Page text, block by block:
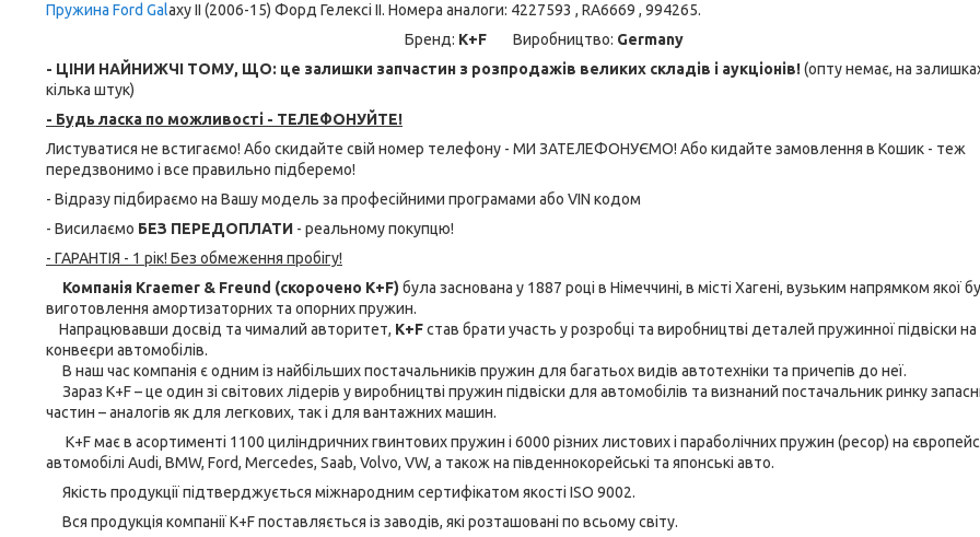
Пружина Ford Galaxy II (2006-15) Форд Гелексі II. Номера аналоги: 4227593 , RA6669 , 994265.
Бренд: K+FВиробництво: Germany
- ЦІНИ НАЙНИЖЧІ ТОМУ, ЩО: це залишки запчастин з розпродажів великих складів і аукціонів!(опту немає, на
кілька штук)
- Будь ласка по можливості - ТЕЛЕФОНУЙТЕ!
Листуватися не встигаємо! Або скидайте свій номер телефону - МИ ЗАТЕЛЕФОНУЄМО! Або кидайте замовлення в Кошик - теж
передзвонимо і все правильно підберемо!
- Відразу підбираємо на Вашу модель за професійними програмами або VIN кодом
- Висилаємо БЕЗ ПЕРЕДОПЛАТИ - реальному покупцю!
- ГАРАНТІЯ - 1 рік! Без обмеження пробігу!
Компанія Kraemer & Freund (скорочено K+F) була заснована у 1887 році в Німеччині, в місті Хагені, вузьким напрямком якої
виготовлення амортизаторних та опорних пружин.
Напрацювавши досвід та чималий авторитет, K+Fстав брати участь у розробці та виробництві деталей пружинної підвіски на
конвеєри автомобілів.
В наш час компанія є одним із найбільших постачальників пружин для багатьох видів автотехніки та причепів до неї.
Зараз K+F – це один зі світових лідерів у виробництві пружин підвіски для автомобілів та визнаний постачальник ринку
частин – аналогів як для легкових, так і для вантажних машин.
K+F має в асортименті 1100 циліндричних гвинтових пружин і 6000 різних листових і параболічних пружин (ресор) на
автомобілі Audi, BMW, Ford, Mercedes, Saab, Volvo, VW, а також на південнокорейські та японські авто.
Якість продукції підтверджується міжнародним сертифікатом якості ISO 9002.
Вся продукція компанії K+F поставляється із заводів, які розташовані по всьому світу.